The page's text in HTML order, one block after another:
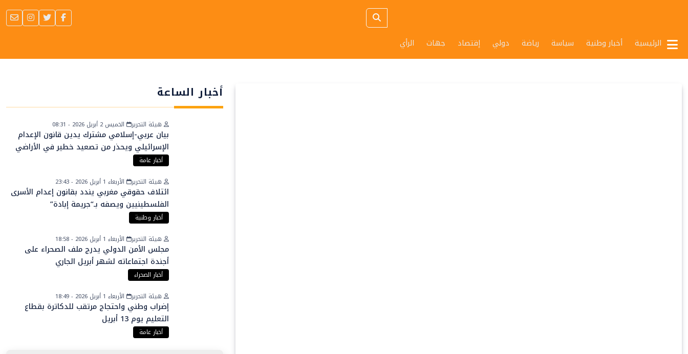
الرئيسية أخبار وطنية سياسة رياضة دولي إقتصاد جهات الرأي
أخبار الساعة
هيئة التحرير الخميس 2 أبريل 2026 - 08:31
بيان عربي-إسلامي مشترك يدين قانون الإعدام
الإسرائيلي ويحذر من تصعيد خطير في الأراضي
الفلسطينية
أخبار عامة
هيئة التحرير
الأربعاء 1 أبريل 2026 - 23:43
ائتلاف حقوقي مغربي يندد بقانون إعدام الأسرى
الفلسطينيين ويصفه بـ“جريمة إبادة”
أخبار وطنية
هيئة التحرير
الأربعاء 1 أبريل 2026 - 18:58
مجلس الأمن الدولي يدرج ملف الصحراء على
أجندة اجتماعاته لشهر أبريل الجاري
أخبار الصحراء
هيئة التحرير
الأربعاء 1 أبريل 2026 - 18:49
إضراب وطني واحتجاج مرتقب للدكاترة بقطاع
التعليم يوم 13 أبريل
أخبار عامة